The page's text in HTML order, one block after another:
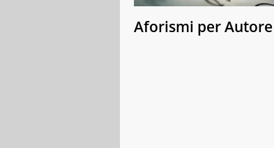
Aforismi per Autore